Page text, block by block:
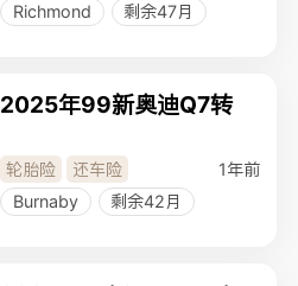
Richmond
剩余47月
2025年99新奥迪Q7转
轮胎险 还车险
1年前
Burnaby
剩余42月